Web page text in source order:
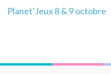
Navigation
Planet’Jeux 8 & 9 octobre